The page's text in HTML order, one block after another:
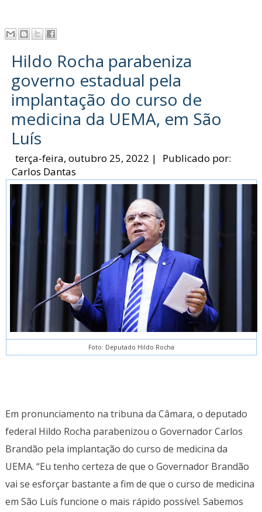
Hildo Rocha parabeniza
governo estadual pela
implantação do curso de
medicina da UEMA, em São
Luís
terça-feira, outubro 25, 2022 |
Publicado por:
Carlos Dantas
Foto: Deputado Hildo Rocha
Em pronunciamento na tribuna da Câmara, o deputado
federal Hildo Rocha parabenizou o Governador Carlos
Brandão pela implantação do curso de medicina da
UEMA. “Eu tenho certeza de que o Governador Brandão
vai se esforçar bastante a fim de que o curso de medicina
em São Luís funcione o mais rápido possível. Sabemos